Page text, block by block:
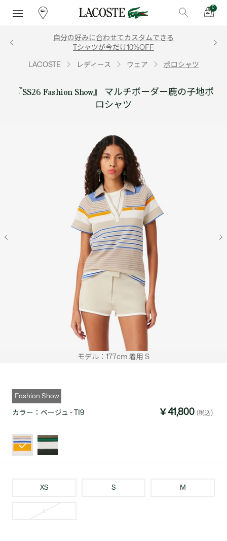
0
自分の好みに合わせてカスタムできる
Tシャツが今だけ10%OFF
LACOSTE レディース ウェア ポロシャツ
『SS26 Fashion Show』 マルチボーダー鹿の子地ポ
ロシャツ
モデル：177cm 着用 S
Fashion Show
カラー： ベージュ - TI9 ￥41,800 (税込)
XS S M